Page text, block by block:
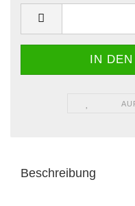
Beschreibung